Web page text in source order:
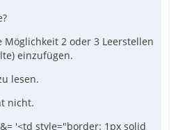
& @CRLF)
Möglichkeit 2 oder 3 Leerstellen
einzufügen.
lesen.
nicht.
'<td style="border: 1px solid